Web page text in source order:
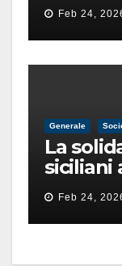
finita
Feb 24,
Generale
La
siciliani
difeso il
Feb 24,